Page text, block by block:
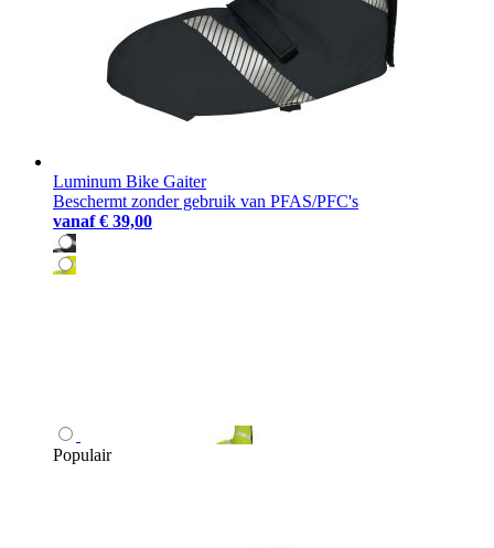
Luminum Bike Gaiter
Beschermt zonder gebruik van PFAS/PFC's
vanaf € 39,00
Populair